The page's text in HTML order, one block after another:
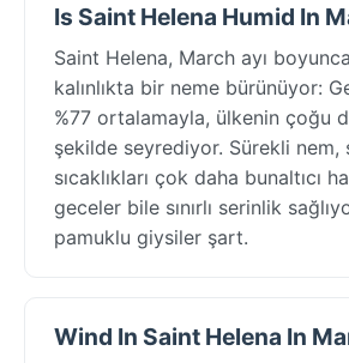
Is Saint Helena Humid In
Saint Helena, March ayı
kalınlıkta bir neme bürünüyor:
%77 ortalamayla, ülkenin çoğu
şekilde seyrediyor. Sürekli nem,
sıcaklıkları çok daha bunaltıcı
geceler bile sınırlı serinlik
pamuklu giysiler şart.
Wind In Saint Helena In